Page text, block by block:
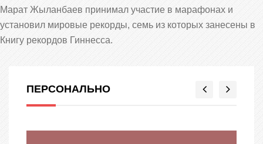
Марат Жыланбаев принимал участие в марафонах и
установил мировые рекорды, семь из которых занесены в
Книгу рекордов Гиннесса.
ПЕРСОНАЛЬНО